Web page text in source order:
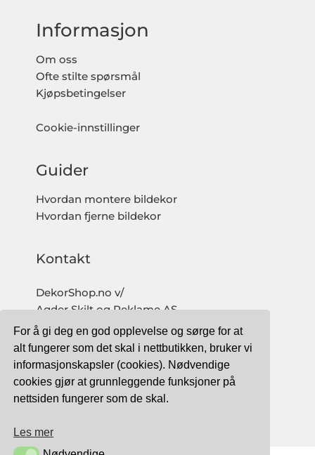
For å gi deg en god opplevelse og sørge for at
alt fungerer som det skal i nettbutikken, bruker vi
informasjonskapsler (cookies). Nødvendige
cookies gjør at grunnleggende funksjoner på
nettsiden fungerer som de skal.
Les mer
Informasjon
Om oss
Ofte stilte spørsmål
Kjøpsbetingelser
Cookie-innstillinger
Guider
Hvordan montere bildekor
Hvordan fjerne bildekor
Kontakt
DekorShop.no v/
Agder Skilt og Reklame AS
Org. nr: 997 633 016 MVA
salg@dekorshop.no
Tlf: 959 32 123
09.00 - 16.00